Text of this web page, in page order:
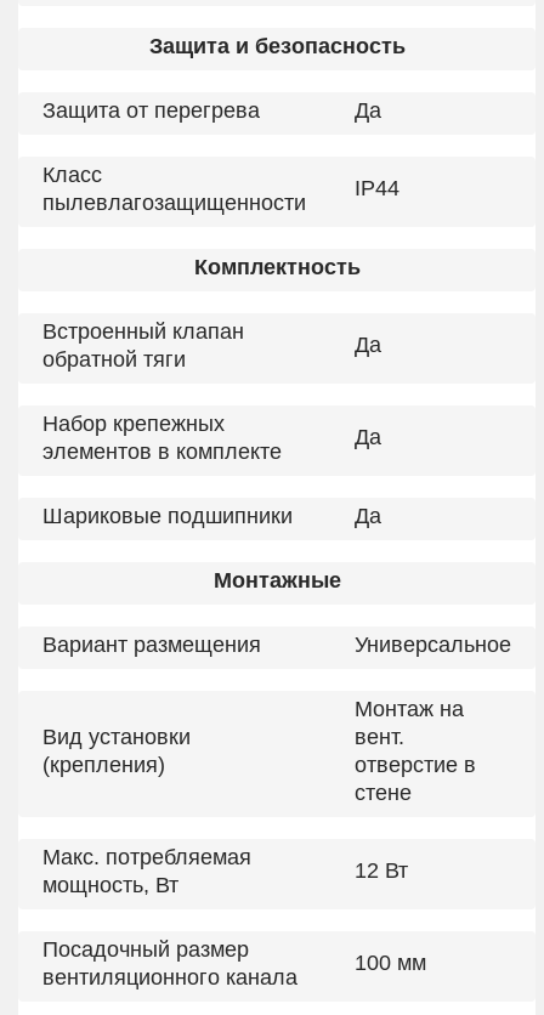
Защита и безопасность
Защита от перегрева Да
Класс
пылевлагозащищенности
IP44
Комплектность
Встроенный клапан
обратной тяги
Да
Набор крепежных
элементов в комплекте
Да
Шариковые подшипники Да
Монтажные
Вариант размещения Универсальное
Вид установки
(крепления)
Монтаж на
вент.
отверстие в
стене
Макс. потребляемая
мощность, Вт
12 Вт
Посадочный размер
вентиляционного канала
100 мм